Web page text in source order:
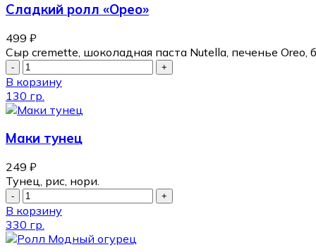
Сладкий ролл «Орео»
499 ₽
Сыр cremette, шоколадная паста Nutella, печенье Oreo,
В корзину
130 гр.
Маки тунец
249 ₽
Тунец, рис, нори.
В корзину
330 гр.